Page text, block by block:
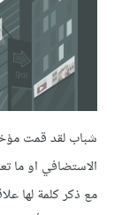
شباب لقد قمت
الاستضافي او ما
مع ذكر كلمة لها